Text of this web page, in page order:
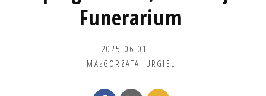
Funerarium
2025-06-01
MAŁGORZATA JURGIEL